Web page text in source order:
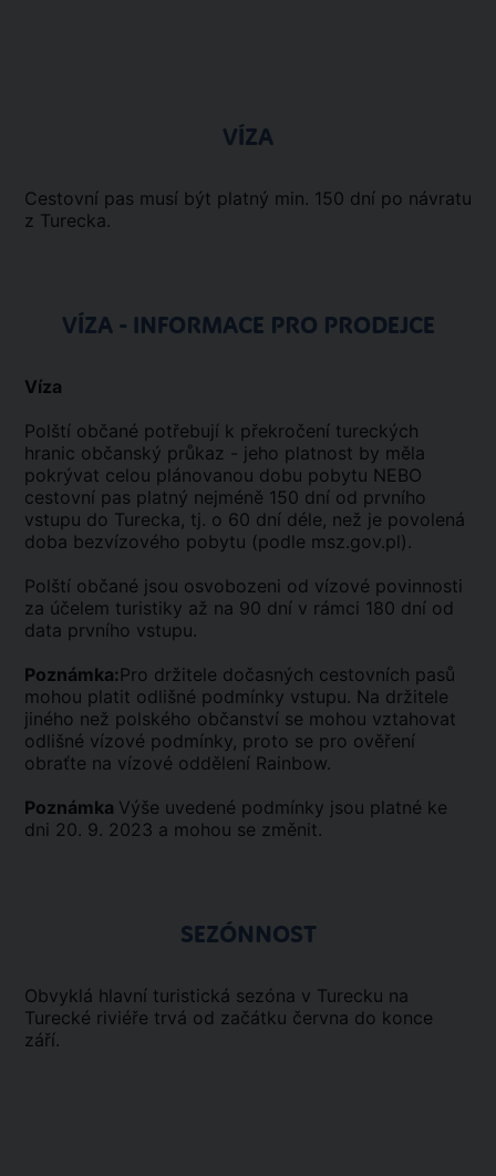
VÍZA
Cestovní pas musí být platný min. 150 dní po návratu
z Turecka.
VÍZA - INFORMACE PRO PRODEJCE
Víza
Polští občané potřebují k překročení tureckých
hranic občanský průkaz - jeho platnost by měla
pokrývat celou plánovanou dobu pobytu NEBO
cestovní pas platný nejméně 150 dní od prvního
vstupu do Turecka, tj. o 60 dní déle, než je povolená
doba bezvízového pobytu (podle msz.gov.pl).
Polští občané jsou osvobozeni od vízové povinnosti
za účelem turistiky až na 90 dní v rámci 180 dní od
data prvního vstupu.
Poznámka: Pro držitele dočasných cestovních pasů
mohou platit odlišné podmínky vstupu. Na držitele
jiného než polského občanství se mohou vztahovat
odlišné vízové podmínky, proto se pro ověření
obraťte na vízové oddělení Rainbow.
Poznámka Výše uvedené podmínky jsou platné ke
dni 20. 9. 2023 a mohou se změnit.
SEZÓNNOST
Obvyklá hlavní turistická sezóna v Turecku na
Turecké riviéře trvá od začátku června do konce
září.